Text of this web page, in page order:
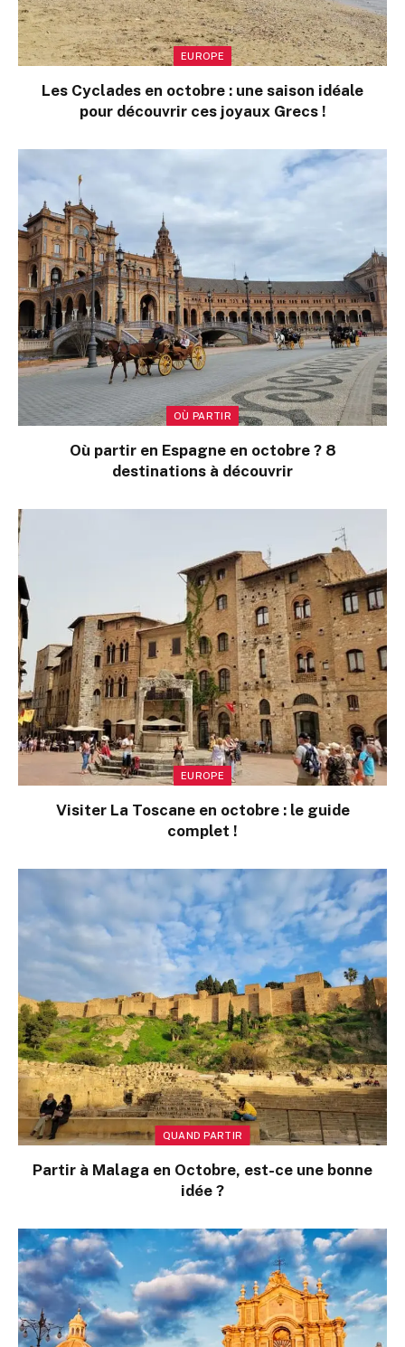
EUROPE
Les Cyclades en octobre : une saison idéale
pour découvrir ces joyaux Grecs !
OÙ PARTIR
Où partir en Espagne en octobre ? 8
destinations à découvrir
EUROPE
Visiter La Toscane en octobre : le guide
complet !
QUAND PARTIR
Partir à Malaga en Octobre, est-ce une bonne
idée ?